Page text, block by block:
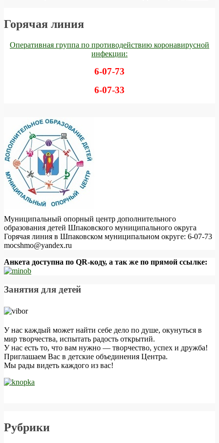
Горячая линия
Оперативная группа по противодействию коронавирусной
инфекции:
6-07-73
6-07-33
Муниципальный опорный центр дополнительного
образования детей Шпаковского муниципального округа
Горячая линия в Шпаковском муниципальном округе: 6-07-73
mocshmo@yandex.ru
Анкета доступна по QR-коду, а так же по прямой ссылке:
Занятия для детей
У нас каждый может найти себе дело по душе, окунуться в
мир творчества, испытать радость открытий.
У нас есть то, что вам нужно — творчество, успех и дружба!
Приглашаем Вас в детские объединения Центра.
Мы рады видеть каждого из вас!
Рубрики